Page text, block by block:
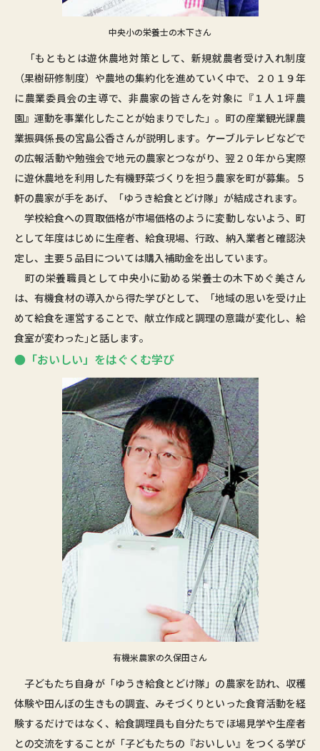
中央小の栄養士の木下さん
「もともとは遊休農地対策として、新規就農者受け入れ制度
（果樹研修制度）や農地の集約化を進めていく中で、２０１９年
に農業委員会の主導で、非農家の皆さんを対象に『１人１坪農
園』運動を事業化したことが始まりでした」。町の産業観光課農
業振興係長の宮島公香さんが説明します。ケーブルテレビなどで
の広報活動や勉強会で地元の農家とつながり、翌２０年から実際
に遊休農地を利用した有機野菜づくりを担う農家を町が募集。５
軒の農家が手をあげ、「ゆうき給食とどけ隊」が結成されます。
学校給食への買取価格が市場価格のように変動しないよう、町
として年度はじめに生産者、給食現場、行政、納入業者と確認決
定し、主要５品目については購入補助金を出しています。
町の栄養職員として中央小に勤める栄養士の木下めぐ美さん
は、有機食材の導入から得た学びとして、「地域の思いを受け止
めて給食を運営することで、献立作成と調理の意識が変化し、給
食室が変わった｣と話します｡
●「おいしい」をはぐくむ学び
有機米農家の久保田さん
子どもたち自身が「ゆうき給食とどけ隊」の農家を訪れ、収穫
体験や田んぼの生きもの調査、みそづくりといった食育活動を経
験するだけではなく、給食調理員も自分たちでほ場見学や生産者
との交流をすることが「子どもたちの『おいしい』をつくる学び